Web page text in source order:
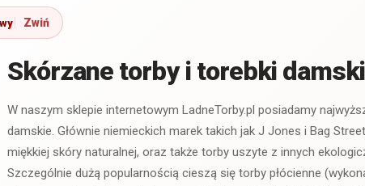
Skórzane torby i torebki
W naszym sklepie internetowym LadneTorby.pl posiadamy
damskie. Głównie niemieckich marek takich jak J Jones i Bag
miękkiej skóry naturalnej, oraz także torby uszyte z innych
Szczególnie dużą popularnością cieszą się torby płócienne